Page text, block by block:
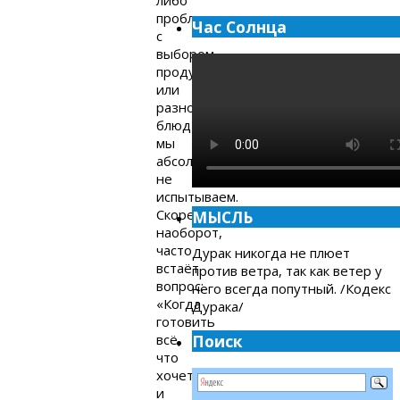
проблем
с
выбором
продуктов
или
разнообразием
блюд
мы
абсолютно
не
испытываем.
Скорее
наоборот,
часто
встаёт
вопрос:
«Когда
готовить
всё,
что
хочется
и
Час Солнца
МЫСЛЬ
Дурак никогда не плюет
против ветра, так как ветер у
него всегда попутный. /Кодекс
Дурака/
Поиск